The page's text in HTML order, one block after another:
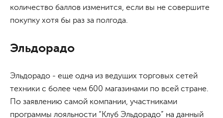
количество баллов изменится, если вы не совершите
покупку хотя бы раз за полгода.
Эльдорадо
Эльдорадо - еще одна из ведущих торговых сетей
техники с более чем 600 магазинами по всей стране.
По заявлению самой компании, участниками
программы лояльности “Клуб Эльдорадо” на данный